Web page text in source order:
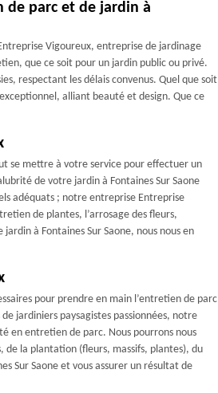
de parc et de jardin à
Vigoureux, entreprise de jardinage
que ce soit pour un jardin public ou privé.
respectant les délais convenus. Quel que soit
alliant beauté et design. Que ce
se mettre à votre service pour effectuer un
de votre jardin à Fontaines Sur Saone
adéquats ; notre entreprise Entreprise
de plantes, l’arrosage des fleurs,
à Fontaines Sur Saone, nous nous en
pour prendre en main l’entretien de parc
jardiniers paysagistes passionnées, notre
en entretien de parc. Nous pourrons nous
de la plantation (fleurs, massifs, plantes), du
Sur Saone et vous assurer un résultat de